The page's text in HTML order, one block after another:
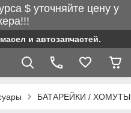
$ уточняйте цену у
и автозапчастей.
БАТАРЕЙКИ /